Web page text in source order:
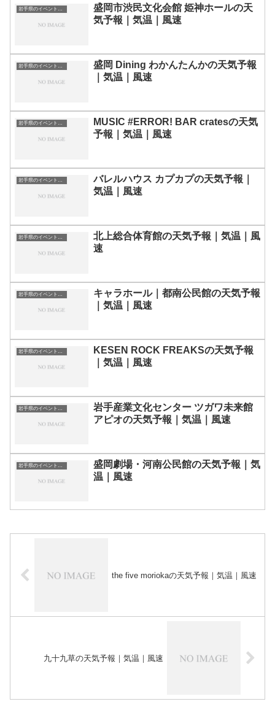
岩手県のイベント会場一覧
盛岡市渋民文化会館 姫神ホールの天
気予報｜気温｜風速
岩手県のイベント会場一覧
盛岡 Dining わかんたんかの天気予報
｜気温｜風速
岩手県のイベント会場一覧
MUSIC #ERROR! BAR cratesの天気
予報｜気温｜風速
岩手県のイベント会場一覧
バレルハウス カプカプの天気予報｜
気温｜風速
岩手県のイベント会場一覧
北上総合体育館の天気予報｜気温｜風
速
岩手県のイベント会場一覧
キャラホール｜都南公民館の天気予報
｜気温｜風速
KESEN ROCK FREAKSの天気予報
｜気温｜風速
岩手産業文化センター ツガワ未来館
アピオの天気予報｜気温｜風速
盛岡劇場・河南公民館の天気予報｜気
温｜風速
the five moriokaの天気予報｜気温｜風速
九十九草の天気予報｜気温｜風速